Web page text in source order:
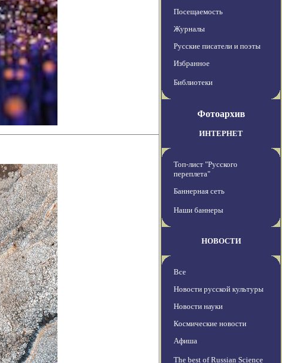
Посещаемость
Журналы
Русские писатели и поэты
Избранное
Библиотеки
Фотоархив
ИНТЕРНЕТ
Топ-лист "Русского
переплета"
Баннерная сеть
Наши баннеры
НОВОСТИ
Все
Новости русской культуры
Новости науки
Космические новости
Афиша
The best of Russian Science